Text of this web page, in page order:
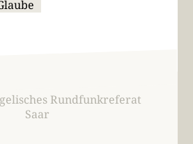
Rundfunkreferat
Saar